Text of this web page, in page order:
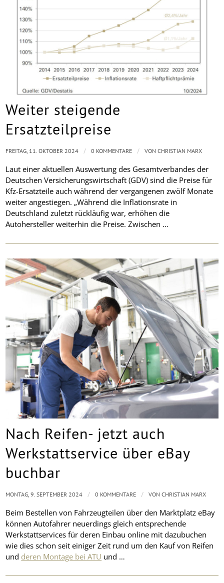
Weiter steigende
Ersatzteilpreise
Laut einer aktuellen Auswertung des Gesamtverbandes der
Deutschen Versicherungswirtschaft (GDV) sind die Preise für
Kfz-Ersatzteile auch während der vergangenen zwölf Monate
weiter angestiegen. „Während die Inflationsrate in
Deutschland zuletzt rückläufig war, erhöhen die
Autohersteller weiterhin die Preise. Zwischen …
FREITAG, 11. OKTOBER 2024 / 0 KOMMENTARE / VONCHRISTIAN MARX
Nach Reifen- jetzt auch
Werkstattservice über eBay
buchbar
Beim Bestellen von Fahrzeugteilen über den Marktplatz eBay
können Autofahrer neuerdings gleich entsprechende
Werkstattservices für deren Einbau online mit dazubuchen
wie dies schon seit einiger Zeit rund um den Kauf von Reifen
und deren Montage bei ATU und …
MONTAG, 9. SEPTEMBER 2024 / 0 KOMMENTARE / VONCHRISTIAN MARX